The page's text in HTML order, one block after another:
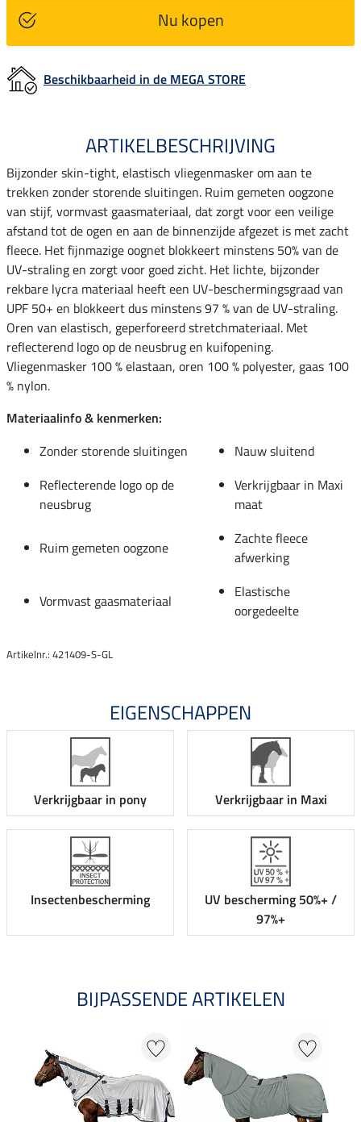
Nu kopen
Beschikbaarheid in de MEGA STORE
ARTIKELBESCHRIJVING
Bijzonder skin-tight, elastisch vliegenmasker om aan te
trekken zonder storende sluitingen. Ruim gemeten oogzone
van stijf, vormvast gaasmateriaal, dat zorgt voor een veilige
afstand tot de ogen en aan de binnenzijde afgezet is met zacht
fleece. Het fijnmazige oognet blokkeert minstens 50% van de
UV-straling en zorgt voor goed zicht. Het lichte, bijzonder
rekbare lycra materiaal heeft een UV-beschermingsgraad van
UPF 50+ en blokkeert dus minstens 97 % van de UV-straling.
Oren van elastisch, geperforeerd stretchmateriaal. Met
reflecterend logo op de neusbrug en kuifopening.
Vliegenmasker 100 % elastaan, oren 100 % polyester, gaas 100
% nylon.
Materiaalinfo & kenmerken:
Zonder storende sluitingen
Nauw sluitend
Reflecterende logo op de
neusbrug
Verkrijgbaar in Maxi
maat
Ruim gemeten oogzone
Zachte fleece
afwerking
Vormvast gaasmateriaal
Elastische
oorgedeelte
Artikelnr.: 421409-S-GL
EIGENSCHAPPEN
Verkrijgbaar in pony Verkrijgbaar in Maxi
Insectenbescherming
UV bescherming 50%+ /
97%+
BIJPASSENDE ARTIKELEN